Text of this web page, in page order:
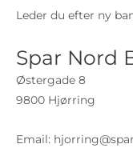
Leder du efter ny
Spar Nord
Østergade 8
9800 Hjørring
Email: